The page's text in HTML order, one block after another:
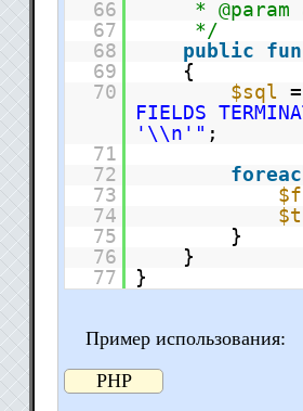
66
*
67
*/
68
public
69
{
70
$sql =
FIELDS
'\\n'" ;
71
72
73
74
75
}
76
}
77
}
Пример использования:
PHP